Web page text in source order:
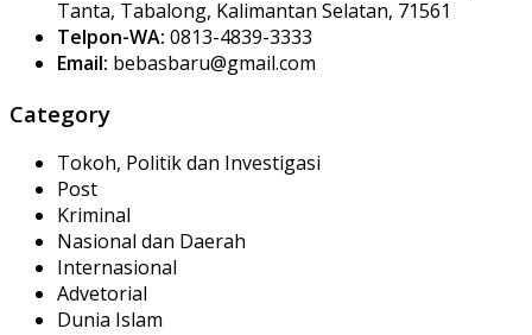
Tanta, Tabalong, Kalimantan Selatan, 71561
Telpon-WA: 0813-4839-3333
Email: bebasbaru@gmail.com
Category
Tokoh, Politik dan Investigasi
Post
Kriminal
Nasional dan Daerah
Internasional
Advetorial
Dunia Islam